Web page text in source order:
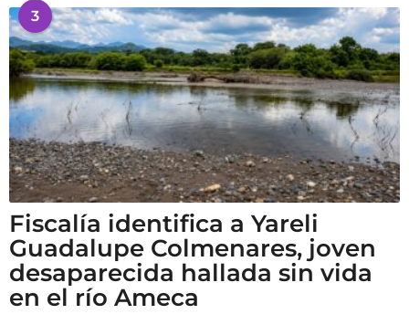
3
Fiscalía identifica a Yareli
Guadalupe Colmenares, joven
desaparecida hallada sin vida
en el río Ameca